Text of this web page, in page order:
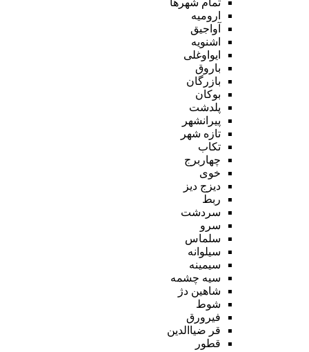
ارومیه
آواجیق
اشنویه
ایواوغلی
باروق
بازرگان
بوکان
پلدشت
پیرانشهر
تازه شهر
تکاب
چهاربرج
خوی
دیزج دیز
ربط
سردشت
سرو
سلماس
سیلوانه
سیمینه
سیه چشمه
شاهین دژ
شوط
فیرورق
قر ضیاالدین
قطور